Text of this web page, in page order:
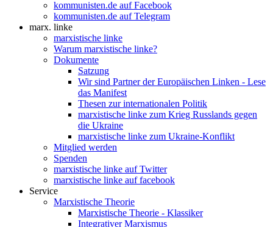
kommunisten.de auf Facebook
kommunisten.de auf Telegram
marx. linke
marxistische linke
Warum marxistische linke?
Dokumente
Satzung
Wir sind Partner der Europäischen Linken - Lese
das Manifest
Thesen zur internationalen Politik
marxistische linke zum Krieg Russlands gegen
die Ukraine
marxistische linke zum Ukraine-Konflikt
Mitglied werden
Spenden
marxistische linke auf Twitter
marxistische linke auf facebook
Service
Marxistische Theorie
Marxistische Theorie - Klassiker
Integrativer Marxismus